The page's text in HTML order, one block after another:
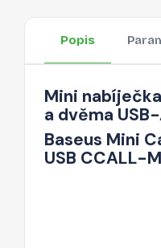
Popis
Mini
a dvěma
Baseus Mini
USB CCALL-